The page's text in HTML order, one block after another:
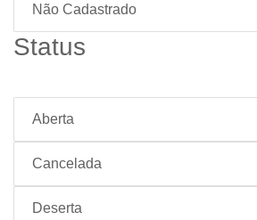
Não Cadastrado
Status
Aberta
Cancelada
Deserta